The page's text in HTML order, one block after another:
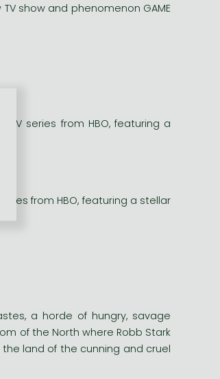
show and phenomenon GAME
TV series from HBO, featuring a
from HBO, featuring a stellar
a horde of hungry, savage
of the North where Robb Stark
land of the cunning and cruel